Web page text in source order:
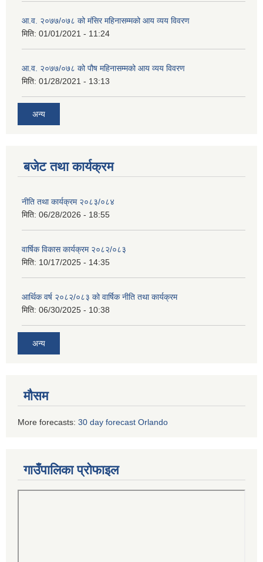
आ.व. २०७७/०७८ को मंसिर महिनासम्मको आय व्यय विवरण
मिति: 01/01/2021 - 11:24
आ.व. २०७७/०७८ को पौष महिनासम्मको आय व्यय विवरण
मिति: 01/28/2021 - 13:13
अन्य
बजेट तथा कार्यक्रम
नीति तथा कार्यक्रम २०८३/०८४
मिति: 06/28/2026 - 18:55
वार्षिक विकास कार्यक्रम २०८२/०८३
मिति: 10/17/2025 - 14:35
आर्थिक वर्ष २०८२/०८३ को वार्षिक नीति तथा कार्यक्रम
मिति: 06/30/2025 - 10:38
अन्य
मौसम
More forecasts: 30 day forecast Orlando
गाउँपालिका प्रोफाइल